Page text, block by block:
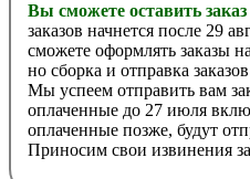
Вы сможете оставить заказ
заказов начнется после 29
сможете оформлять заказы
но сборка и отправка
Мы успеем отправить вам
оплаченные до 27 июля
оплаченные позже, будут
Приносим свои извинения